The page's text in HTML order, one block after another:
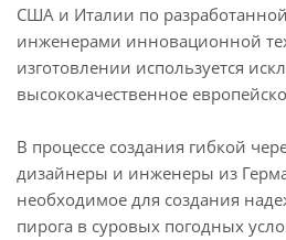
США и Италии по
инженерами инновационной
изготовлении используется
высококачественное
В процессе создания гибкой
дизайнеры и инженеры из
необходимое для создания
пирога в суровых погодных